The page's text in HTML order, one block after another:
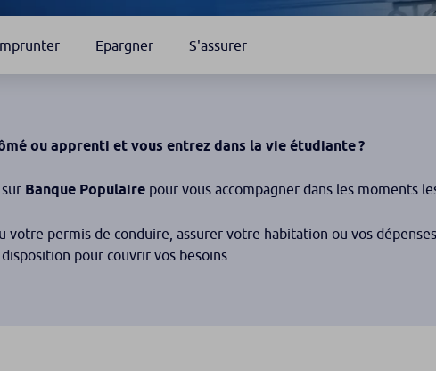
Epargner S'assurer
ou apprenti et vous entrez dans la vie étudiante ?
Banque Populaire pour vous accompagner dans les moments
votre permis de conduire, assurer votre habitation ou vos
pour couvrir vos besoins.